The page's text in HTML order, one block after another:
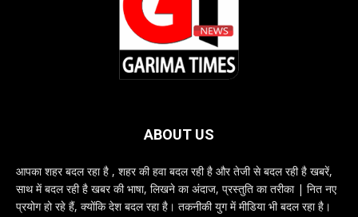
ABOUT US
आपका शहर बदल रहा है , शहर की हवा बदल रही है और तेजी से बदल रही है खबरें,
साथ में बदल रही है खबर की भाषा, लिखने का अंदाज, प्रस्तुति का तरीका | नित नए
प्रयोग हो रहे हैं, क्योंकि देश बदल रहा है। तकनीकी युग में मीडिया भी बदल रहा है।